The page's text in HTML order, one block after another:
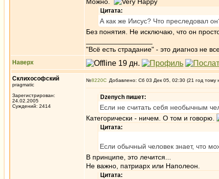
Цитата:
А как же Иисус? Что преследовал
Без понятия. Не исключаю, что он
"Всё есть страдание" - это диагноз не
Наверх
Склихософский
pragmatic
Зарегистрирован:
24.02.2005
Суждений: 2414
№8220 Добавлено: Сб 03 Дек 05, 02:30 (21 год тому
Dzenych пишет:
Если не считать себя необычным
Категорически - ничем. О том и говорю.
Цитата:
Если обычный человек знает, что
В принципе, это лечится...
Не важно, патриарх или Наполеон.
Цитата: